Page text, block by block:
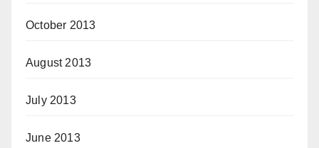
October 2013
August 2013
July 2013
June 2013